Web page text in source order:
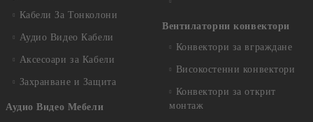
Кабели За Тонколони
Аудио Видео Кабели
Аксесоари за Кабели
Захранване и Защита
Аудио Видео Мебели
Вентилаторни конвектори
Конвектори за вграждане
Високостенни конвектори
Конвектори за открит
монтаж